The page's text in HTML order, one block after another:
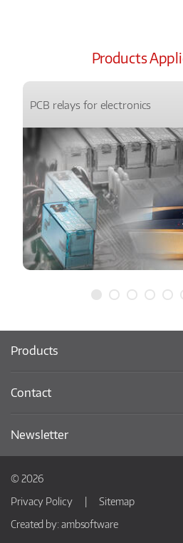
Products
PCB relays for electronics
Products
Contact
Newsletter
© 2026
Privacy Policy
Sitemap
Created by: ambsoftware